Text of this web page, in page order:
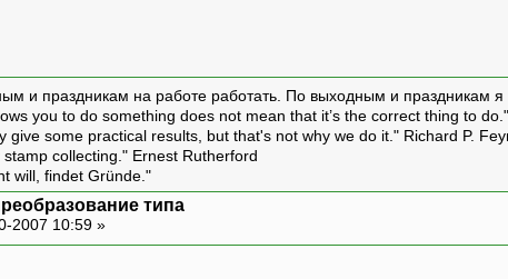
и праздникам на работе работать. По выходным и праздникам
you to do something does not mean that it’s the correct thing to
give some practical results, but that's not why we do it." Richard P.
collecting." Ernest Rutherford
will, findet Gründe."
типа
2007 10:59 »